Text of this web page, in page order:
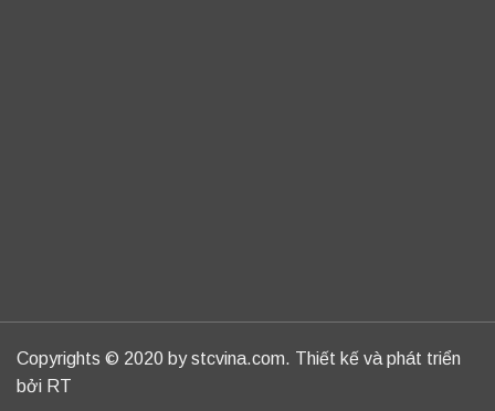
Copyrights © 2020 by stcvina.com. Thiết kế và phát triển
bởi RT